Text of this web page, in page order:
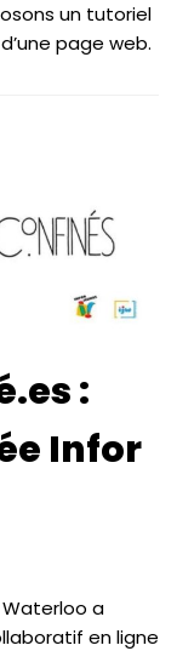
un tutoriel
page web.
:
Infor
Waterloo a
en ligne